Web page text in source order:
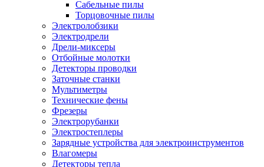
Сабельные пилы
Торцовочные пилы
Электролобзики
Электродрели
Дрели-миксеры
Отбойные молотки
Детекторы проводки
Заточные станки
Мультиметры
Технические фены
Фрезеры
Электрорубанки
Электростеплеры
Зарядные устройства для электроинструментов
Влагомеры
Детекторы тепла